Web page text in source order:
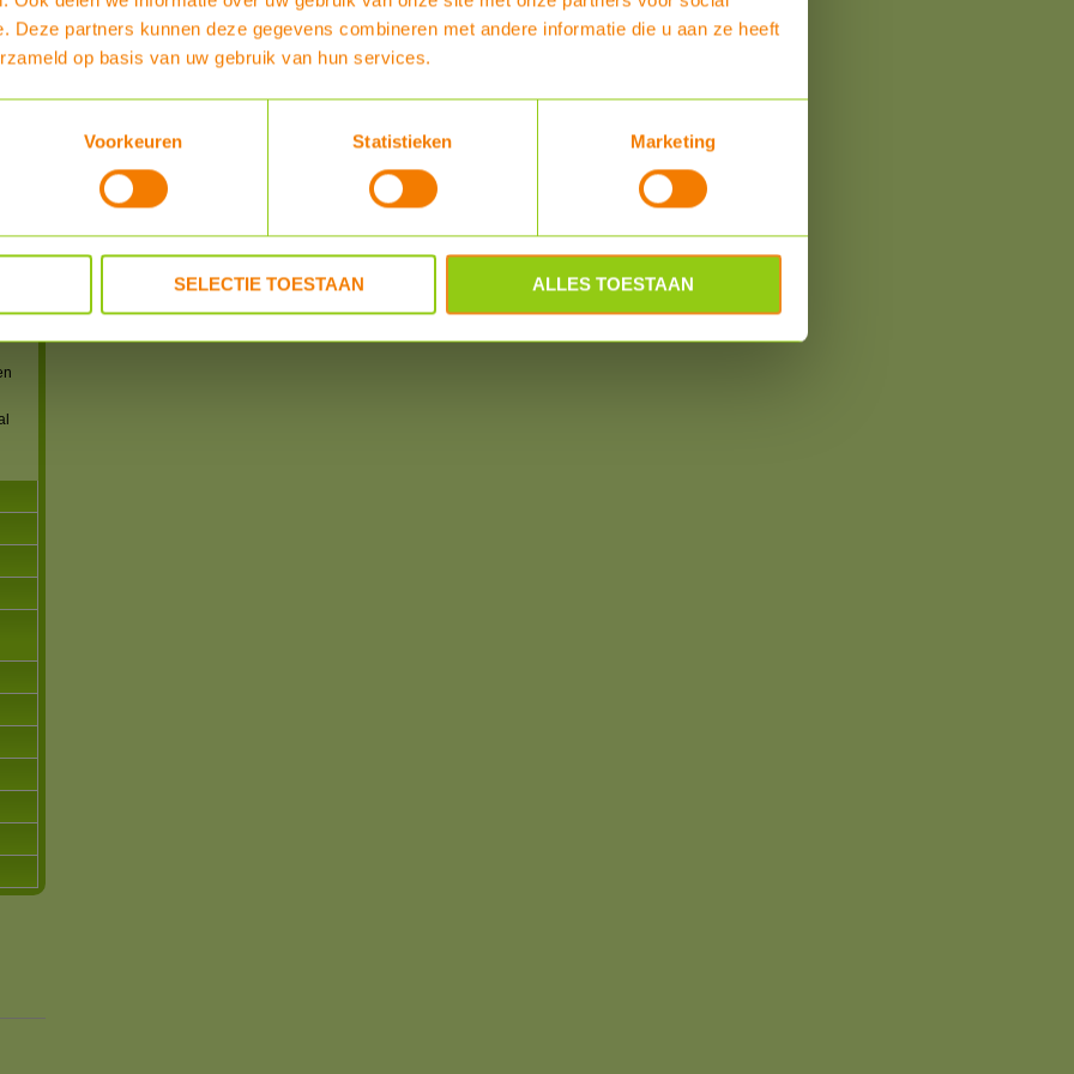
Deze partners kunnen deze gegevens combineren met andere informatie die u aan ze heeft
op basis van uw gebruik van hun services.
Voorkeuren Statistieken Marketing
SELECTIE TOESTAAN ALLES TOESTAAN